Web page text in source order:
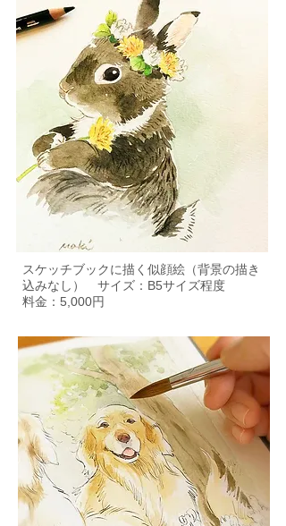
スケッチブックに描く似顔絵（背景の描き
込みなし） サイズ：B5サイズ程度
料金：5,000円